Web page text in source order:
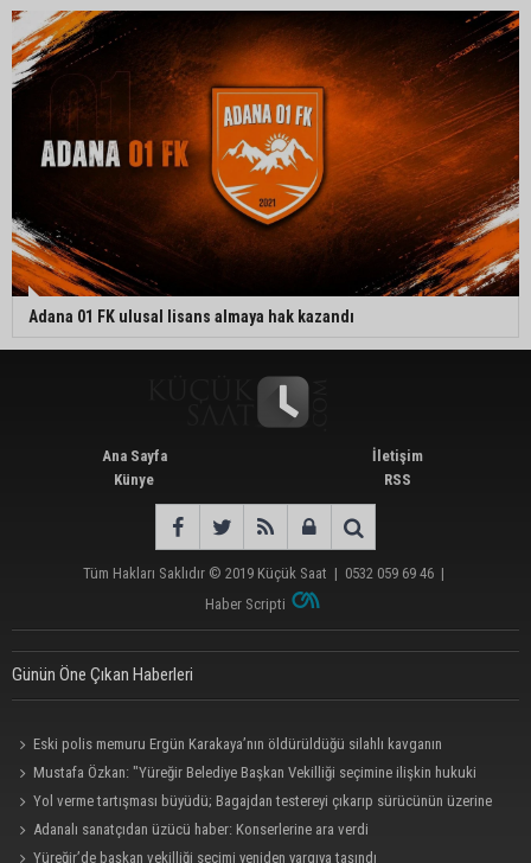
Adana 01 FK ulusal lisans almaya hak kazandı
Ana Sayfa
Künye
İletişim
RSS
Tüm Hakları Saklıdır © 2019 Küçük Saat | 0532 059 69 46 |
Haber Scripti
Günün Öne Çıkan Haberleri
Eski polis memuru Ergün Karakaya’nın öldürüldüğü silahlı kavganın
görüntüleri ortaya çıktı
Mustafa Özkan: "Yüreğir Belediye Başkan Vekilliği seçimine ilişkin hukuki
süreç başlatıldı"
Yol verme tartışması büyüdü; Bagajdan testereyi çıkarıp sürücünün üzerine
yürüdü
Adanalı sanatçıdan üzücü haber: Konserlerine ara verdi
Yüreğir’de başkan vekilliği seçimi yeniden yargıya taşındı